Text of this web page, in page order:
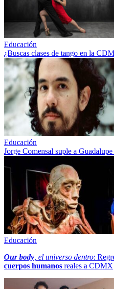
Educación
¿Buscas clases de tango en la
Educación
Jorge Comensal suple a
Educación
Our body , el universo dentro:
cuerpos humanos reales a CDMX